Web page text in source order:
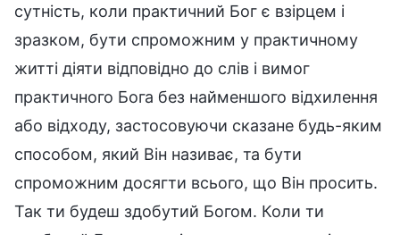
сутність, коли практичний Бог є взірцем і
зразком, бути спроможним у практичному
житті діяти відповідно до слів і вимог
практичного Бога без найменшого відхилення
або відходу, застосовуючи сказане будь-яким
способом, який Він називає, та бути
спроможним досягти всього, що Він просить.
Так ти будеш здобутий Богом. Коли ти